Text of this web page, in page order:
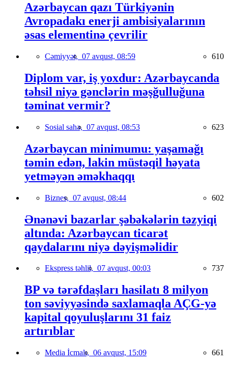
Azərbaycan qazı Türkiyənin
Avropadakı enerji ambisiyalarının
əsas elementinə çevrilir
Cəmiyyət, 07 avqust, 08:59 610
Diplom var, iş yoxdur: Azərbaycanda
təhsil niyə gənclərin məşğulluğuna
təminat vermir?
Sosial sahə, 07 avqust, 08:53 623
Azərbaycan minimumu: yaşamağı
təmin edən, lakin müstəqil həyata
yetməyən əməkhaqqı
Biznes, 07 avqust, 08:44 602
Ənənəvi bazarlar şəbəkələrin təzyiqi
altında: Azərbaycan ticarət
qaydalarını niyə dəyişməlidir
Ekspress təhlil, 07 avqust, 00:03 737
BP və tərəfdaşları hasilatı 8 milyon
ton səviyyəsində saxlamaqla AÇG-yə
kapital qoyuluşlarını 31 faiz
artırıblar
Media İcmalı, 06 avqust, 15:09 661